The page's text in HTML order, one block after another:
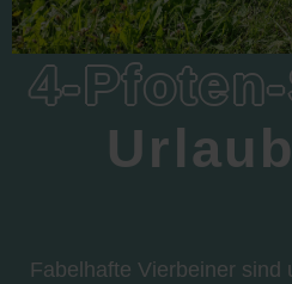
4-
Fabelhafte Vierbeiner sind